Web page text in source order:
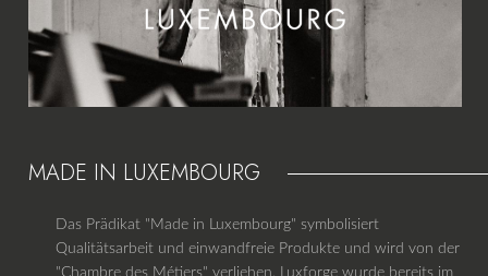
MADE IN LUXEMBOURG
Das Prädikat "Made in Luxembourg" symbolisiert
Qualitätsarbeit und einwandfreie Produkte und wird von der
"Chambre des Métiers" verliehen. Luxforge wurde bereits im